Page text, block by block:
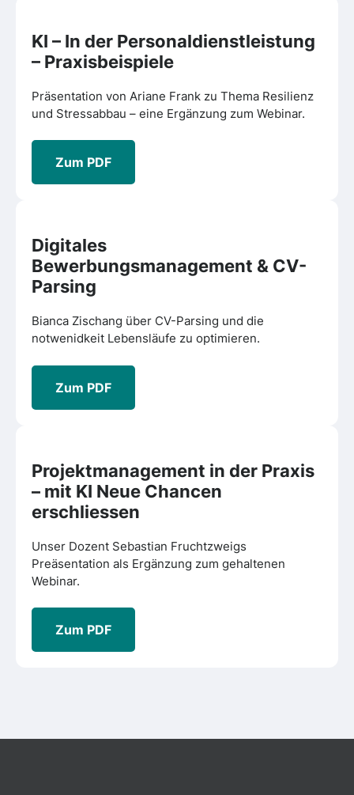
KI – In der Personaldienstleistung
– Praxisbeispiele
Präsentation von Ariane Frank zu Thema Resilienz
und Stressabbau – eine Ergänzung zum Webinar.
Zum PDF
Digitales
Bewerbungsmanagement & CV-
Parsing
Bianca Zischang über CV-Parsing und die
notwenidkeit Lebensläufe zu optimieren.
Zum PDF
Projektmanagement in der Praxis
– mit KI Neue Chancen
erschliessen
Unser Dozent Sebastian Fruchtzweigs
Preäsentation als Ergänzung zum gehaltenen
Webinar.
Zum PDF